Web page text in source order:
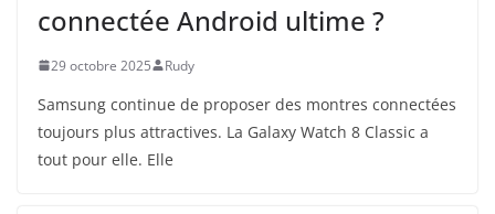
connectée Android ultime ?
29 octobre 2025 Rudy
Samsung continue de proposer des montres connectées
toujours plus attractives. La Galaxy Watch 8 Classic a
tout pour elle. Elle